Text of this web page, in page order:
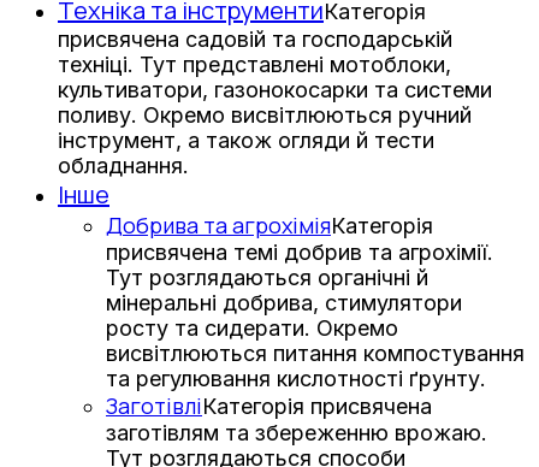
Техніка та інструментиКатегорія
присвячена садовій та господарській
техніці. Тут представлені мотоблоки,
культиватори, газонокосарки та системи
поливу. Окремо висвітлюються ручний
інструмент, а також огляди й тести
обладнання.
Інше
Добрива та агрохіміяКатегорія
присвячена темі добрив та агрохімії.
Тут розглядаються органічні й
мінеральні добрива, стимулятори
росту та сидерати. Окремо
висвітлюються питання компостування
та регулювання кислотності ґрунту.
ЗаготівліКатегорія присвячена
заготівлям та збереженню врожаю.
Тут розглядаються способи